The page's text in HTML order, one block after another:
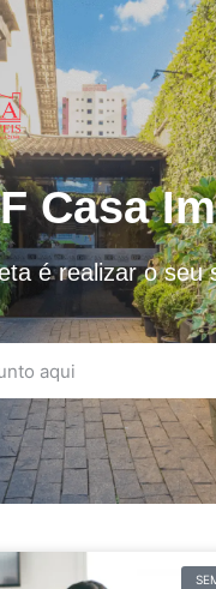
Casa
é realizar o seu